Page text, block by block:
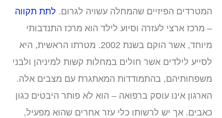
הפיזיים שהמחלה עשויה לגרום.לתת תקווה
מרכז ארצי לעזרה וסיוע לילד הוא מרכז התנדבותי
מיוחד, אשר הוקם בשנת 2002. מטרתו הראשית, היא
לילדים אשר חולים במחלות קשות למיניהן ולבני
בהתמודדות המאתגרת עם מצבים אלה.
אינו עוסק ברפואה – הוא לא פותר היבטים כגון
אך יש לרשותו כלי עזר אחרים שהוא מפעיל,